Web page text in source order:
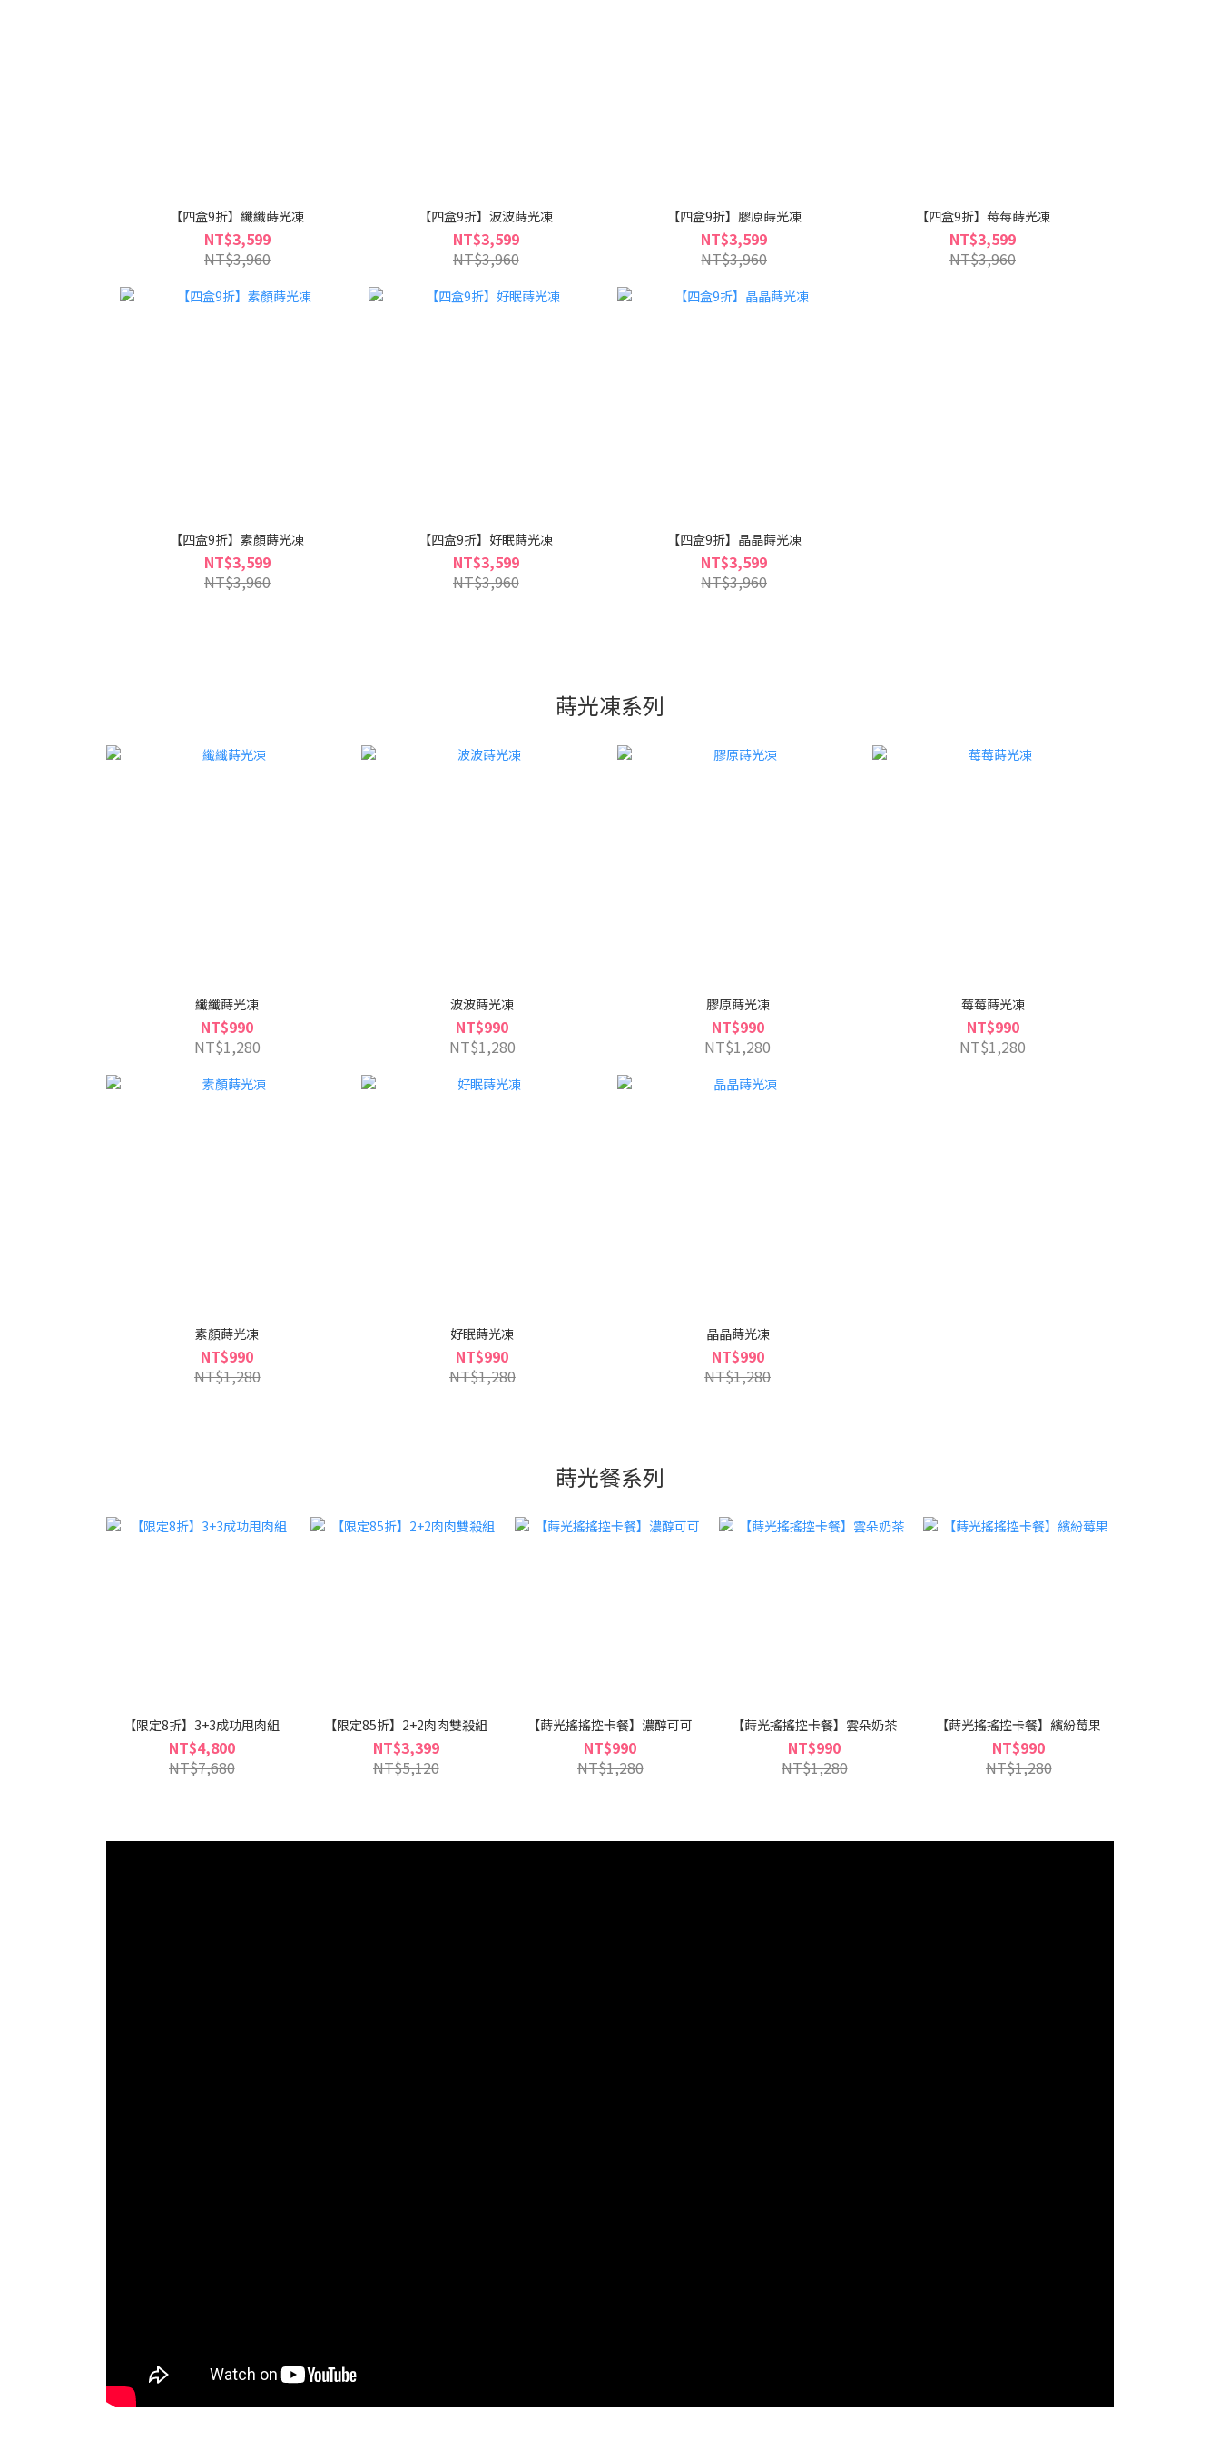
【四盒9折】纖纖蒔光凍
NT$3,599
NT$3,960
【四盒9折】波波蒔光凍
NT$3,599
NT$3,960
【四盒9折】膠原蒔光凍
NT$3,599
NT$3,960
【四盒9折】莓莓蒔光凍
NT$3,599
NT$3,960
【四盒9折】素顏蒔光凍
NT$3,599
NT$3,960
【四盒9折】好眠蒔光凍
NT$3,599
NT$3,960
【四盒9折】晶晶蒔光凍
NT$3,599
NT$3,960
蒔光凍系列
纖纖蒔光凍
NT$990
NT$1,280
波波蒔光凍
NT$990
NT$1,280
膠原蒔光凍
NT$990
NT$1,280
莓莓蒔光凍
NT$990
NT$1,280
素顏蒔光凍
NT$990
NT$1,280
好眠蒔光凍
NT$990
NT$1,280
晶晶蒔光凍
NT$990
NT$1,280
蒔光餐系列
【限定8折】3+3成功甩肉組
NT$4,800
NT$7,680
【限定85折】2+2肉肉雙殺組
NT$3,399
NT$5,120
【蒔光搖搖控卡餐】濃醇可可
NT$990
NT$1,280
【蒔光搖搖控卡餐】雲朵奶茶
NT$990
NT$1,280
【蒔光搖搖控卡餐】繽紛莓果
NT$990
NT$1,280